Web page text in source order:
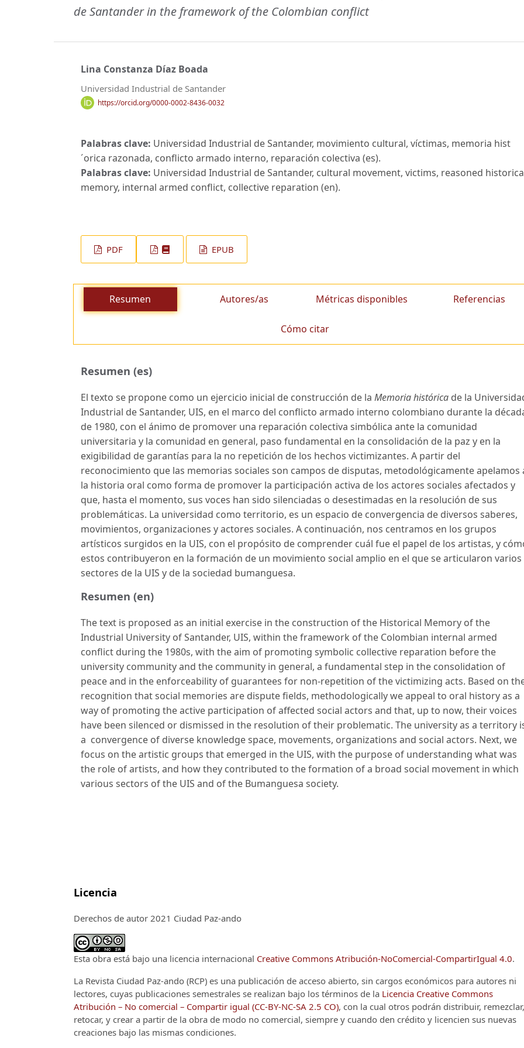
de Santander in the framework of the Colombian conflict
Lina Constanza Díaz Boada
Universidad Industrial de Santander
https://orcid.org/0000-0002-8436-0032
Palabras clave: Universidad Industrial de Santander, movimiento cultural, víctimas, memoria hist
´orica razonada, conflicto armado interno, reparación colectiva (es).
Palabras clave: Universidad Industrial de Santander, cultural movement, victims, reasoned
memory, internal armed conflict, collective reparation (en).
PDF EPUB
Resumen Autores/as Métricas disponibles Referencias
Cómo citar
Resumen (es)
El texto se propone como un ejercicio inicial de construcción de la Memoria histórica de la
Industrial de Santander, UIS, en el marco del conflicto armado interno colombiano durante la
de 1980, con el ánimo de promover una reparación colectiva simbólica ante la comunidad
universitaria y la comunidad en general, paso fundamental en la consolidación de la paz y en la
exigibilidad de garantías para la no repetición de los hechos victimizantes. A partir del
reconocimiento que las memorias sociales son campos de disputas, metodológicamente apelamos
la historia oral como forma de promover la participación activa de los actores sociales afectados y
que, hasta el momento, sus voces han sido silenciadas o desestimadas en la resolución de sus
problemáticas. La universidad como territorio, es un espacio de convergencia de diversos saberes,
movimientos, organizaciones y actores sociales. A continuación, nos centramos en los grupos
artísticos surgidos en la UIS, con el propósito de comprender cuál fue el papel de los artistas, y
estos contribuyeron en la formación de un movimiento social amplio en el que se articularon varios
sectores de la UIS y de la sociedad bumanguesa.
Resumen (en)
The text is proposed as an initial exercise in the construction of the Historical Memory of the
Industrial University of Santander, UIS, within the framework of the Colombian internal armed
conflict during the 1980s, with the aim of promoting symbolic collective reparation before the
university community and the community in general, a fundamental step in the consolidation of
peace and in the enforceability of guarantees for non-repetition of the victimizing acts. Based on
recognition that social memories are dispute fields, methodologically we appeal to oral history as a
way of promoting the active participation of affected social actors and that, up to now, their voices
have been silenced or dismissed in the resolution of their problematic. The university as a territory
a convergence of diverse knowledge space, movements, organizations and social actors. Next, we
focus on the artistic groups that emerged in the UIS, with the purpose of understanding what was
the role of artists, and how they contributed to the formation of a broad social movement in which
various sectors of the UIS and of the Bumanguesa society.
Licencia
Derechos de autor 2021 Ciudad Paz-ando
Esta obra está bajo una licencia internacional Creative Commons Atribución-NoComercial-CompartirIgual 4.0.
La Revista Ciudad Paz-ando (RCP) es una publicación de acceso abierto, sin cargos económicos para autores ni
lectores, cuyas publicaciones semestrales se realizan bajo los términos de la Licencia Creative Commons
Atribución – No comercial – Compartir igual (CC-BY-NC-SA 2.5 CO), con la cual otros podrán distribuir, remezclar,
retocar, y crear a partir de la obra de modo no comercial, siempre y cuando den crédito y licencien sus nuevas
creaciones bajo las mismas condiciones.